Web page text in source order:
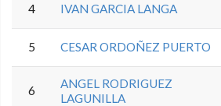
4 IVAN GARCIA LANGA
5 CESAR ORDOÑEZ PUERTO
6
ANGEL RODRIGUEZ
LAGUNILLA